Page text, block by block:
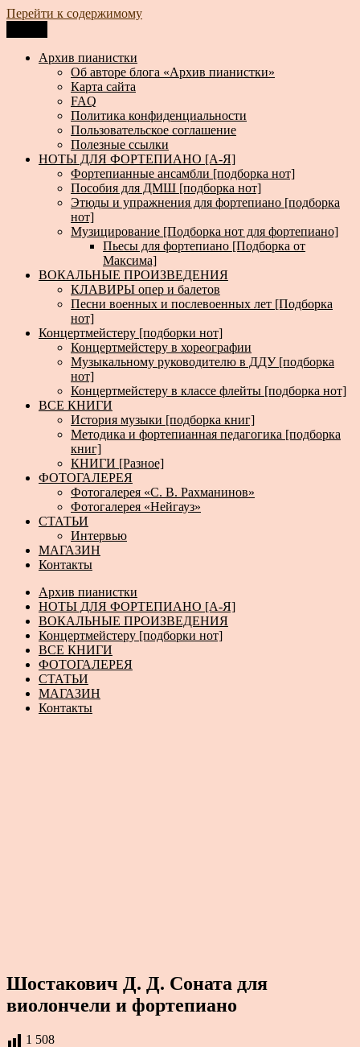
Перейти к содержимому
Архив пианистки
Всё для пианистов: ноты, книги, музыка, статьи…
Архив пианистки
Об авторе блога «Архив пианистки»
Карта сайта
FAQ
Политика конфиденциальности
Пользовательское соглашение
Полезные ссылки
НОТЫ ДЛЯ ФОРТЕПИАНО [А-Я]
Фортепианные ансамбли [подборка нот]
Пособия для ДМШ [подборка нот]
Этюды и упражнения для фортепиано [подборка
нот]
Музицирование [Подборка нот для фортепиано]
Пьесы для фортепиано [Подборка от
Максима]
ВОКАЛЬНЫЕ ПРОИЗВЕДЕНИЯ
КЛАВИРЫ опер и балетов
Песни военных и послевоенных лет [Подборка
нот]
Концертмейстеру [подборки нот]
Концертмейстеру в хореографии
Музыкальному руководителю в ДДУ [подборка
нот]
Концертмейстеру в классе флейты [подборка нот]
ВСЕ КНИГИ
История музыки [подборка книг]
Методика и фортепианная педагогика [подборка
книг]
КНИГИ [Разное]
ФОТОГАЛЕРЕЯ
Фотогалерея «С. В. Рахманинов»
Фотогалерея «Нейгауз»
СТАТЬИ
Интервью
МАГАЗИН
Контакты
Архив пианистки
НОТЫ ДЛЯ ФОРТЕПИАНО [А-Я]
ВОКАЛЬНЫЕ ПРОИЗВЕДЕНИЯ
Концертмейстеру [подборки нот]
ВСЕ КНИГИ
ФОТОГАЛЕРЕЯ
СТАТЬИ
МАГАЗИН
Контакты
Шостакович Д. Д. Соната для
виолончели и фортепиано
1 508